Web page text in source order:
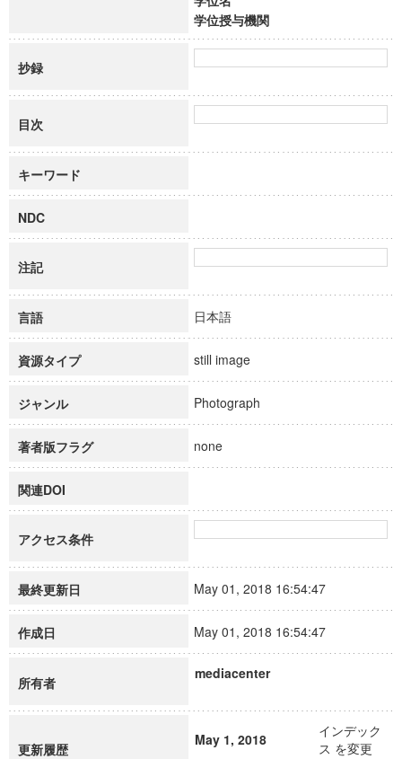
学位授与機関
抄録
目次
キーワード
NDC
注記
言語 日本語
資源タイプ still image
ジャンル Photograph
著者版フラグ none
関連DOI
アクセス条件
最終更新日 May 01, 2018 16:54:47
作成日 May 01, 2018 16:54:47
所有者
mediacenter
更新履歴
May 1, 2018
インデック
ス を変更